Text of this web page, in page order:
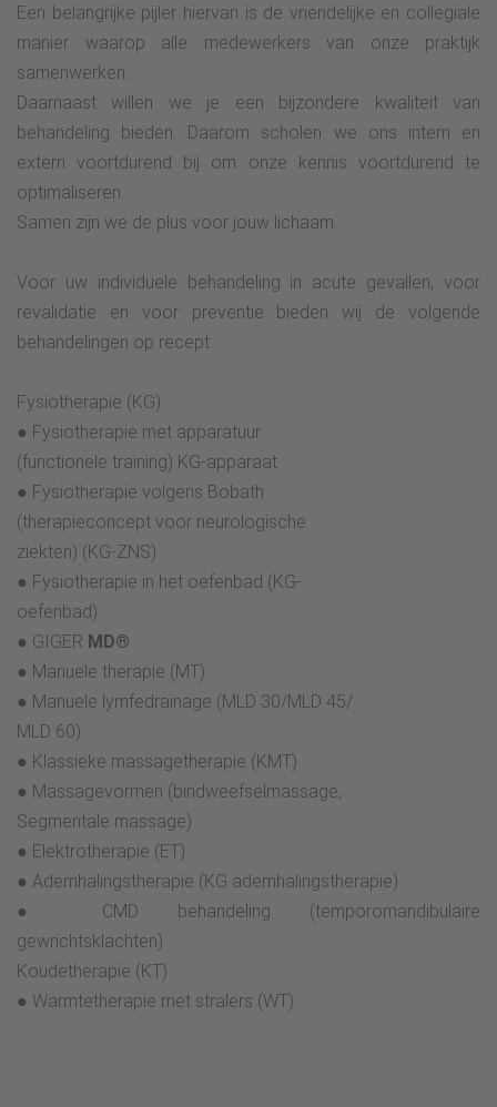
Een belangrijke pijler hiervan is de vriendelijke en collegiale
manier waarop alle medewerkers van onze praktijk
samenwerken.
Daarnaast willen we je een bijzondere kwaliteit van
behandeling bieden. Daarom scholen we ons intern en
extern voortdurend bij om onze kennis voortdurend te
optimaliseren.
Samen zijn we de plus voor jouw lichaam.
Voor uw individuele behandeling in acute gevallen, voor
revalidatie en voor preventie bieden wij de volgende
behandelingen op recept:
Fysiotherapie (KG)
● Fysiotherapie met apparatuur
(functionele training) KG-apparaat
● Fysiotherapie volgens Bobath
(therapieconcept voor neurologische
ziekten) (KG-ZNS)
● Fysiotherapie in het oefenbad (KG-
oefenbad)
● GIGER MD®
● Manuele therapie (MT)
● Manuele lymfedrainage (MLD 30/MLD 45/
MLD 60)
● Klassieke massagetherapie (KMT)
● Massagevormen (bindweefselmassage,
Segmentale massage)
● Elektrotherapie (ET)
● Ademhalingstherapie (KG ademhalingstherapie)
● CMD behandeling (temporomandibulaire
gewrichtsklachten)
Koudetherapie (KT)
● Warmtetherapie met stralers (WT)